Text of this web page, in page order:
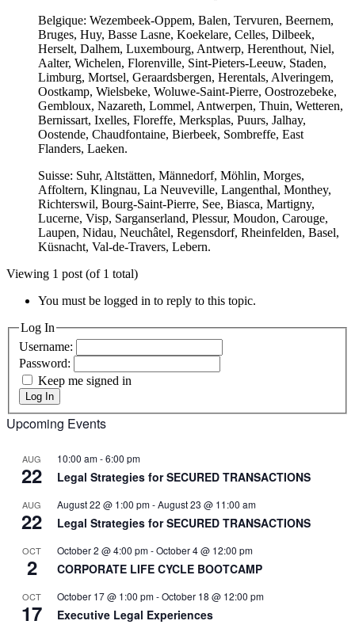
Belgique: Wezembeek-Oppem, Balen, Tervuren, Beernem,
Bruges, Huy, Basse Lasne, Koekelare, Celles, Dilbeek,
Herselt, Dalhem, Luxembourg, Antwerp, Herenthout, Niel,
Aalter, Wichelen, Florenville, Sint-Pieters-Leeuw, Staden,
Limburg, Mortsel, Geraardsbergen, Herentals, Alveringem,
Oostkamp, Wielsbeke, Woluwe-Saint-Pierre, Oostrozebeke,
Gembloux, Nazareth, Lommel, Antwerpen, Thuin, Wetteren,
Bernissart, Ixelles, Floreffe, Merksplas, Puurs, Jalhay,
Oostende, Chaudfontaine, Bierbeek, Sombreffe, East
Flanders, Laeken.
Suisse: Suhr, Altstätten, Männedorf, Möhlin, Morges,
Affoltern, Klingnau, La Neuveville, Langenthal, Monthey,
Richterswil, Bourg-Saint-Pierre, See, Biasca, Martigny,
Lucerne, Visp, Sarganserland, Plessur, Moudon, Carouge,
Laupen, Nidau, Neuchâtel, Regensdorf, Rheinfelden, Basel,
Küsnacht, Val-de-Travers, Lebern.
Viewing 1 post (of 1 total)
You must be logged in to reply to this topic.
Log In
Username:
Password:
Keep me signed in
Log In
Upcoming Events
AUG
22
10:00 am-6:00 pm
Legal Strategies for SECURED TRANSACTIONS
AUG
22
August 22 @ 1:00 pm-August 23 @ 11:00 am
Legal Strategies for SECURED TRANSACTIONS
OCT
2
October 2 @ 4:00 pm-October 4 @ 12:00 pm
CORPORATE LIFE CYCLE BOOTCAMP
OCT
17
October 17 @ 1:00 pm-October 18 @ 12:00 pm
Executive Legal Experiences